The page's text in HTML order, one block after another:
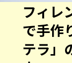
フィレ
で手作
テラ」